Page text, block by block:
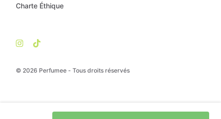
© 2026 Perfumee - Tous droits réservés
Charte Éthique